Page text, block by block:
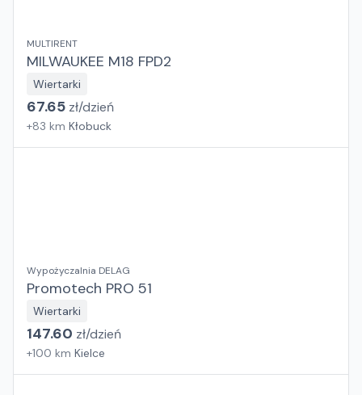
MULTIRENT
MILWAUKEE M18 FPD2
Wiertarki
67.65 zł/dzień
+83 km Kłobuck
Wypożyczalnia DELAG
Promotech PRO 51
Wiertarki
147.60 zł/dzień
+100 km Kielce